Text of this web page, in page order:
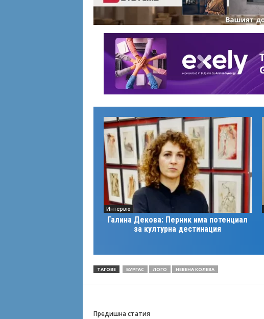
Интервю
Галина Декова: Перник има потенциал
за културна дестинация
ТАГОВЕ БУРГАС ЛОГО НЕВЕНА КОЛЕВА
Предишна статия